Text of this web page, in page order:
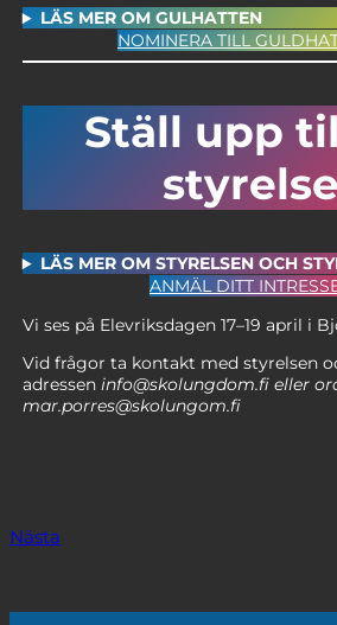
LÄS MER OM GULHATTEN
NOMINERA TILL
Ställ upp
LÄS MER OM STYRELSEN OCH
ANMÄL DITT
Vi ses på Elevriksdagen 17–19 april i
Vid frågor ta kontakt med styrelsen
adressen info@skolungdom.fi eller
mar.porres@skolungom.fi
Nästa